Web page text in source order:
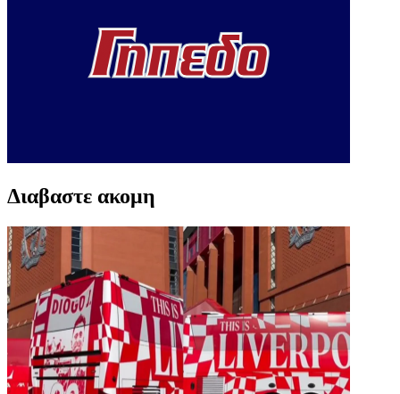
Διαβαστε ακομη